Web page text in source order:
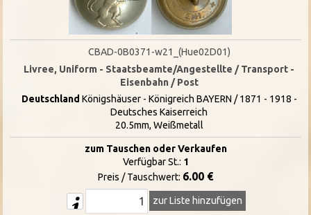
CBAD-0B0371-w21_(Hue02D01)
Livree, Uniform - Staatsbeamte/Angestellte / Transport -
Eisenbahn / Post
Deutschland Königshäuser - Königreich BAYERN / 1871 - 1918 -
Deutsches Kaiserreich
20.5mm, Weißmetall
zum Tauschen oder Verkaufen
Verfügbar St.: 1
Preis / Tauschwert: 6.00 €
zur Liste hinzufügen